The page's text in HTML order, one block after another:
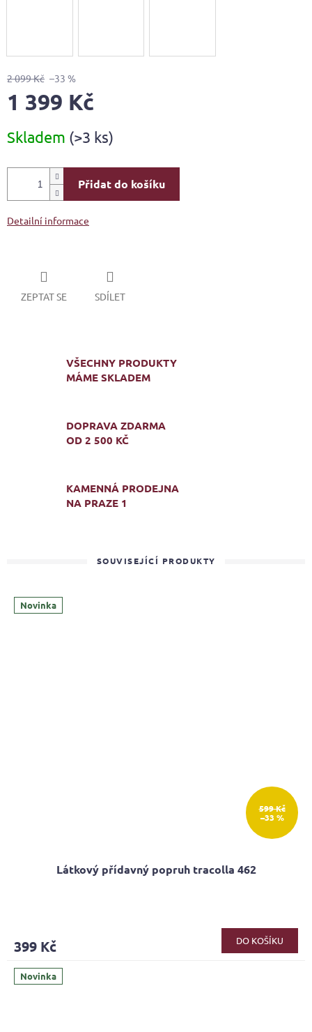
2 099 Kč –33 %
1 399 Kč
cena:
Skladem (>3 ks)
Přidat do košíku
Detailní informace
ZEPTAT SE SDÍLET
VŠECHNY PRODUKTY
MÁME SKLADEM
DOPRAVA ZDARMA
OD 2 500 KČ
KAMENNÁ PRODEJNA
NA PRAZE 1
SOUVISEJÍCÍ PRODUKTY
Novinka
599 Kč
–33 %
Látkový přídavný popruh tracolla 462
399 Kč DO KOŠÍKU
Novinka